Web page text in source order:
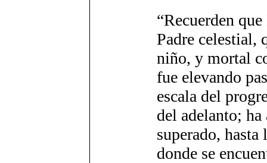
“Recuerden
Padre celestial,
niño, y mortal
fue elevando
escala del
del adelanto; ha
superado,
donde se